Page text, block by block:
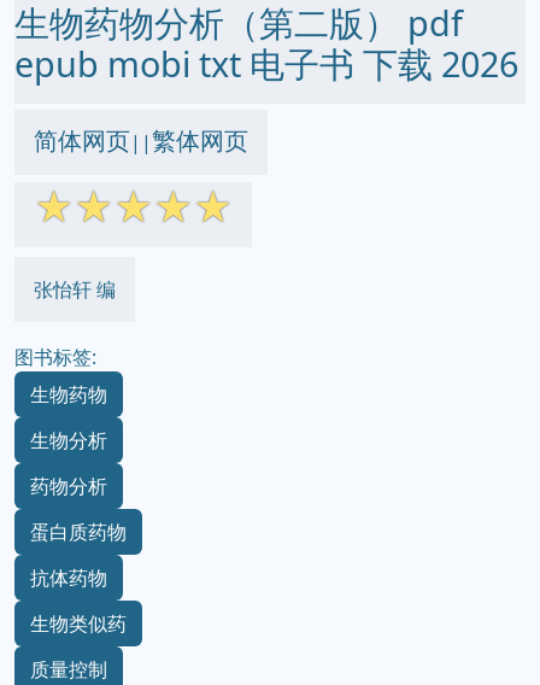
生物药物分析（第二版） pdf
epub mobi txt 电子书 下载 2026
简体网页||繁体网页
☆☆☆☆☆
张怡轩 编
图书标签:
生物药物
生物分析
药物分析
蛋白质药物
抗体药物
生物类似药
质量控制